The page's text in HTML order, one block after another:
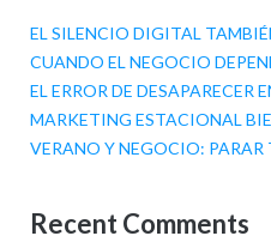
EL SILENCIO DIGITAL
CUANDO EL NEGOCIO
EL ERROR DE DESAPARECER
MARKETING ESTACIONAL
VERANO Y NEGOCIO: PARAR
Recent Comments